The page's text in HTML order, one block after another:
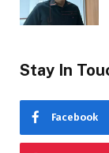
Stay In
Facebook